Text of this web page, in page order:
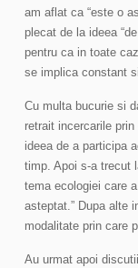
am aflat ca “este o
plecat de la ideea
pentru ca in toate
se implica constant
Cu multa bucurie si
retrait incercarile
ideea de a participa
timp. Apoi s-a trecut
tema ecologiei care
asteptat.” Dupa alte
modalitate prin care
Au urmat apoi